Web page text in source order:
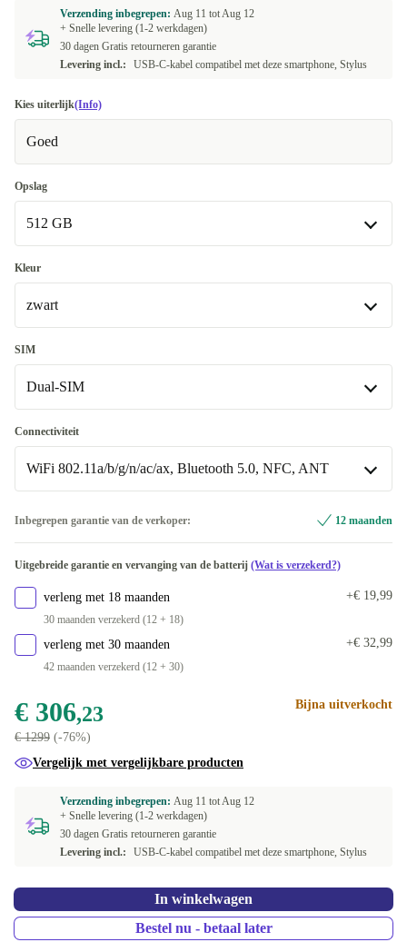
Verzending inbegrepen: Aug 11 totAug 12
+ Snelle levering (1-2 werkdagen)
30 dagen Gratis retourneren garantie
Levering incl.:
USB-C-kabel compatibel met deze smartphone, Stylus
Kies uiterlijk(Info)
Goed
Opslag
512 GB
512 GB
Beschikbaar in andere configuraties
256 GB
Kleur
zwart
zwart
Beschikbaar in andere configuraties
wit/blauw
SIM
Dual-SIM
Dual-SIM
Beschikbaar in andere configuraties
Single-SIM
Connectiviteit
WiFi 802.11a/b/g/n/ac/ax, Bluetooth 5.0, NFC, ANT
Beschikbaar in andere configuraties
Inbegrepen garantie van de verkoper: 12 maanden
Uitgebreide garantie en vervanging van de batterij (Wat is verzekerd?)
verleng met 18 maanden
30 maanden verzekerd (12 + 18)
+€ 19,99
verleng met 30 maanden
42 maanden verzekerd (12 + 30)
+€ 32,99
€ 306,23
€ 1299 (-76%)
Bijna uitverkocht
Vergelijk met vergelijkbare producten
Verzending inbegrepen: Aug 11 totAug 12
+ Snelle levering (1-2 werkdagen)
30 dagen Gratis retourneren garantie
Levering incl.:
USB-C-kabel compatibel met deze smartphone, Stylus
In winkelwagen
Bestel nu - betaal later